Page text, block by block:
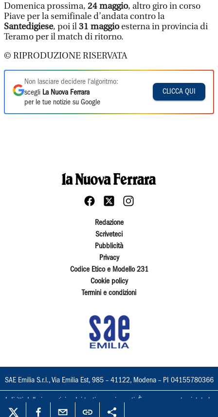
Domenica prossima, 24 maggio, altro giro in corso
Piave per la semifinale d’andata contro la
Santedigiese, poi il31 maggioesterna in provincia di
Teramo per il match di ritorno.
© RIPRODUZIONE RISERVATA
Non lasciare decidere l'algoritmo:
scegli La Nuova Ferrara
per le tue notizie su Google
CLICCA QUI
Redazione
Scriveteci
Pubblicità
Privacy
Codice Etico e Modello 231
Cookie policy
Termini e condizioni
SAE Emilia S.r.l., Via Emilia Est, 985 – 41122, Modena – PI 04155780366
I diritti delle immagini e dei testi sono riservati. È espressamente vietata la
loro riproduzione con qualsiasi mezzo e l'adattamento totale o parziale.